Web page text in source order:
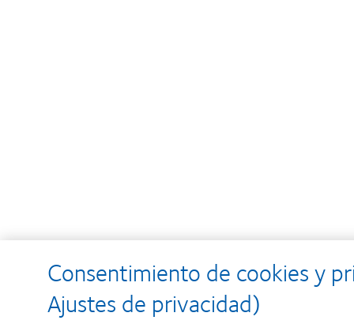
Consentimiento de cookies y
Ajustes de privacidad)